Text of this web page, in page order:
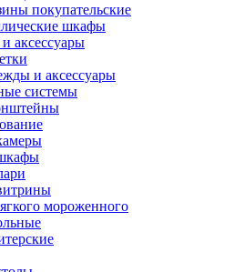
покупательские
шкафы
аксессуары
и аксессуары
системы
мороженного